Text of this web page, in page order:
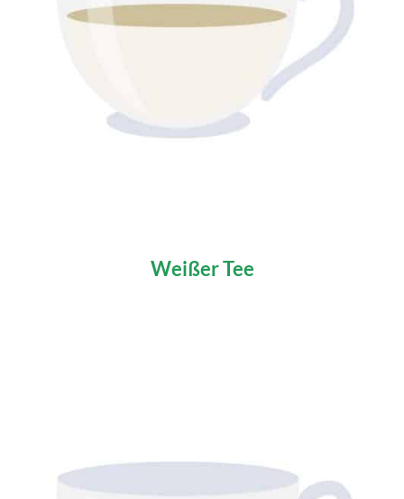
Weißer Tee